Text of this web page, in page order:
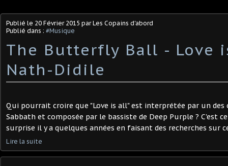
Publié le 20 Février 2015 par Les Copains d'abord
Publié dans : #Musique
The Butterfly Ball - Love
Nath-Didile
Qui pourrait croire que "Love is all" est interprétée par un des
Sabbath et composée par le bassiste de Deep Purple ? C'est
surprise il y a quelques années en faisant des recherches sur
Lire la suite